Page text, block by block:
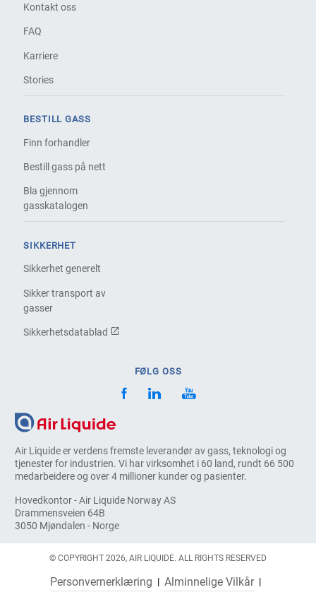
Air Liquide er verdens fremste leverandør av gass, teknologi og
tjenester for industrien. Vi har virksomhet i 60 land, rundt 66 500
medarbeidere og over 4 millioner kunder og pasienter.
Hovedkontor - Air Liquide Norway AS
Drammensveien 64B
3050 Mjøndalen - Norge
Kontakt oss
FAQ
Karriere
Stories
BESTILL GASS
Finn forhandler
Bestill gass på nett
Bla gjennom
gasskatalogen
SIKKERHET
Sikkerhet generelt
Sikker transport av
gasser
Sikkerhetsdatablad
FØLG OSS
© COPYRIGHT 2026, AIR LIQUIDE. ALL RIGHTS RESERVED
Personvernerklæring
Alminnelige Vilkår